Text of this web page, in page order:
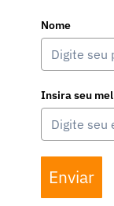
Nome
Insira seu
Enviar